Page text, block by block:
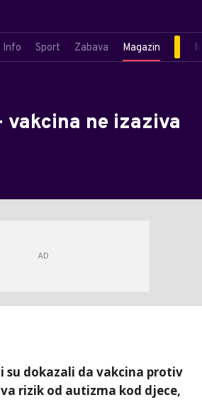
Info Sport Zabava Magazin
vakcina ne izaziva
su dokazali da vakcina protiv
rizik od autizma kod djece,